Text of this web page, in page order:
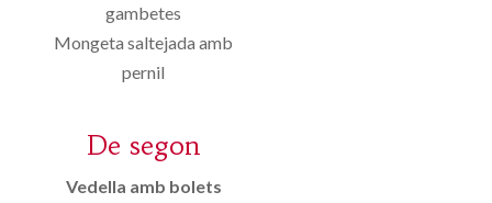
gambetes
Mongeta saltejada amb
pernil
De segon
Vedella amb bolets